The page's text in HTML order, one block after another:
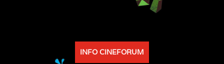
INFO CINEFORUM